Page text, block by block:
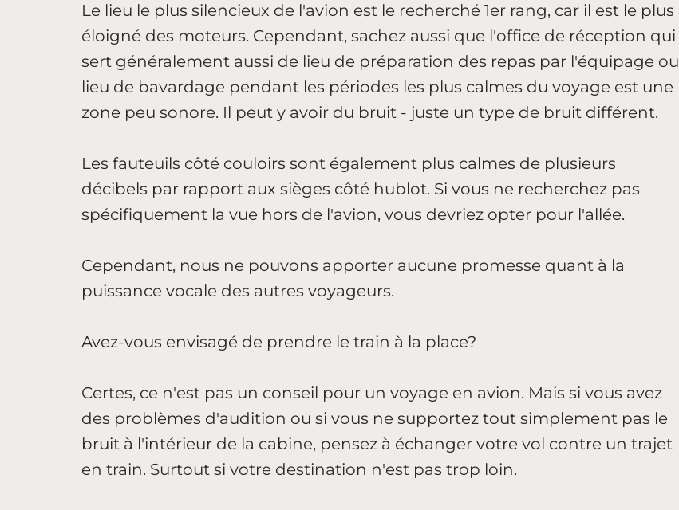
Le lieu le plus silencieux de l'avion est le recherché 1er rang, car il est le plus
éloigné des moteurs. Cependant, sachez aussi que l'office de réception qui
sert généralement aussi de lieu de préparation des repas par l'équipage ou
lieu de bavardage pendant les périodes les plus calmes du voyage est une
zone peu sonore. Il peut y avoir du bruit - juste un type de bruit différent.
Les fauteuils côté couloirs sont également plus calmes de plusieurs
décibels par rapport aux sièges côté hublot. Si vous ne recherchez pas
spécifiquement la vue hors de l'avion, vous devriez opter pour l'allée.
Cependant, nous ne pouvons apporter aucune promesse quant à la
puissance vocale des autres voyageurs.
Avez-vous envisagé de prendre le train à la place?
Certes, ce n'est pas un conseil pour un voyage en avion. Mais si vous avez
des problèmes d'audition ou si vous ne supportez tout simplement pas le
bruit à l'intérieur de la cabine, pensez à échanger votre vol contre un trajet
en train. Surtout si votre destination n'est pas trop loin.